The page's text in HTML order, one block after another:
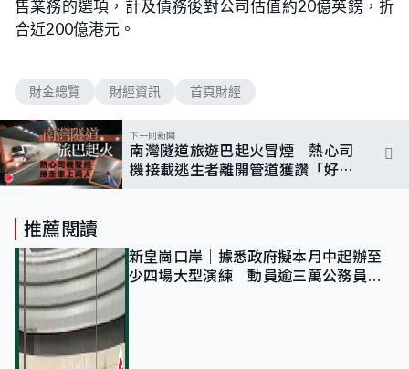
售業務的選項，計及債務後對公司估值約20億英鎊，折
合近200億港元。
財金總覽 財經資訊 首頁財經
下一則新聞
南灣隧道旅遊巴起火冒煙 熱心司
機接載逃生者離開管道獲讚「好人
推薦閱讀
新皇崗口岸｜據悉政府擬本月中起辦至
少四場大型演練 動員逾三萬公務員人